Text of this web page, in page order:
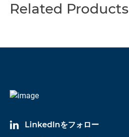
Related Products
LinkedInをフォロー